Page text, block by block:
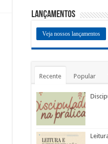
Lançamentos
Veja nossos lançamentos
Recente Popular